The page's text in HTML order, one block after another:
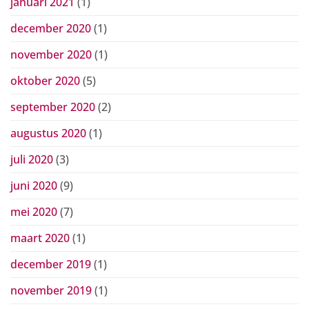
december 2020(1)
november 2020(1)
oktober 2020(5)
september 2020(2)
augustus 2020(1)
juli 2020(3)
juni 2020(9)
mei 2020(7)
maart 2020(1)
december 2019(1)
november 2019(1)